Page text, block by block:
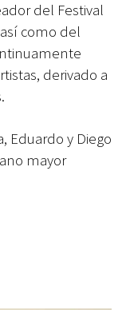
del Festival
como del
derivado a
Eduardo y Diego
mayor